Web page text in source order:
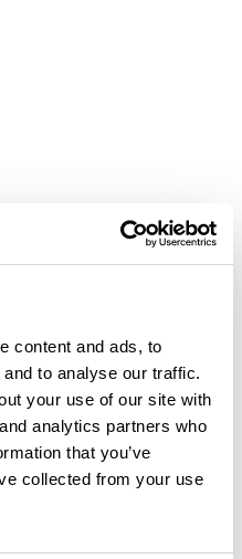
content and ads, to
to analyse our traffic.
your use of our site with
analytics partners who
that you’ve
collected from your use
avis
120,5 km à proximité de